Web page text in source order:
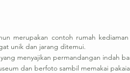
merupakan contoh rumah
unik dan jarang ditemui.
menyajikan permandangan indah
dan berfoto sambil memakai